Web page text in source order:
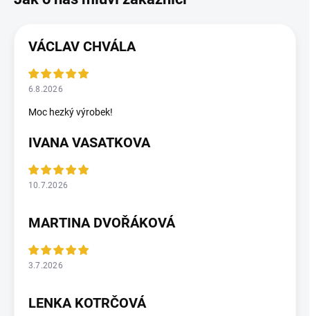
VÁCLAV CHVÁLA
6.8.2026
Moc hezký výrobek!
IVANA VASATKOVA
10.7.2026
MARTINA DVOŘÁKOVÁ
3.7.2026
LENKA KOTRČOVÁ